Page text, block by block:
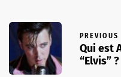
PREVIOUS
Qui est
“Elvis” ?